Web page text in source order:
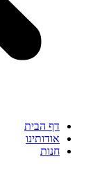
דף הבית
אודותינו
חנות